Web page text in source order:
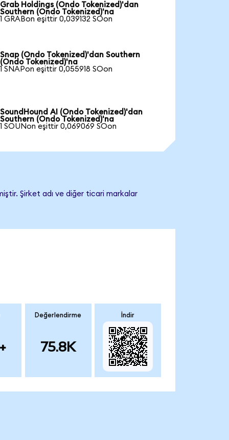
Grab Holdings (Ondo Tokenized)'dan
Southern (Ondo Tokenized)'na
1 GRABon eşittir 0,039132 SOon
Snap (Ondo Tokenized)'dan Southern
(Ondo Tokenized)'na
1 SNAPon eşittir 0,055918 SOon
SoundHound AI (Ondo Tokenized)'dan
Southern (Ondo Tokenized)'na
1 SOUNon eşittir 0,069069 SOon
Şirket adı ve diğer ticari markalar
Değerlendirme
75.8K
İndir